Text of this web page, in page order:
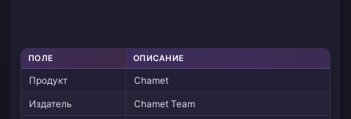
ПОЛЕ ОПИСАНИЕ
Продукт
Chamet
Издатель
Chamet Team